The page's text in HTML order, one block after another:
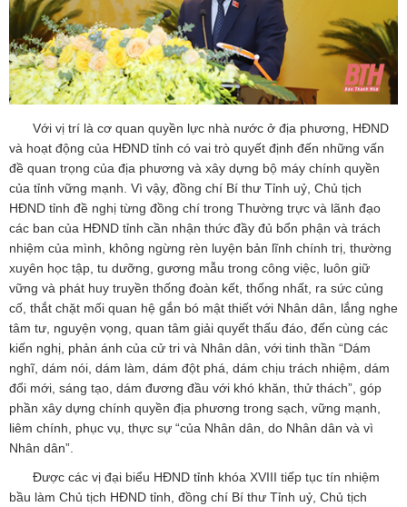
Với vị trí là cơ quan quyền lực nhà nước ở địa phương, HĐND
và hoạt động của HĐND tỉnh có vai trò quyết định đến những vấn
đề quan trọng của địa phương và xây dựng bộ máy chính quyền
của tỉnh vững mạnh. Vì vậy, đồng chí Bí thư Tỉnh uỷ, Chủ tịch
HĐND tỉnh đề nghị từng đồng chí trong Thường trực và lãnh đạo
các ban của HĐND tỉnh cần nhận thức đầy đủ bổn phận và trách
nhiệm của mình, không ngừng rèn luyện bản lĩnh chính trị, thường
xuyên học tập, tu dưỡng, gương mẫu trong công việc, luôn giữ
vững và phát huy truyền thống đoàn kết, thống nhất, ra sức củng
cố, thắt chặt mối quan hệ gắn bó mật thiết với Nhân dân, lắng nghe
tâm tư, nguyện vọng, quan tâm giải quyết thấu đáo, đến cùng các
kiến nghị, phản ánh của cử tri và Nhân dân, với tinh thần “Dám
nghĩ, dám nói, dám làm, dám đột phá, dám chịu trách nhiệm, dám
đổi mới, sáng tạo, dám đương đầu với khó khăn, thử thách”, góp
phần xây dựng chính quyền địa phương trong sạch, vững mạnh,
liêm chính, phục vụ, thực sự “của Nhân dân, do Nhân dân và vì
Nhân dân”.
Được các vị đại biểu HĐND tỉnh khóa XVIII tiếp tục tín nhiệm
bầu làm Chủ tịch HĐND tỉnh, đồng chí Bí thư Tỉnh uỷ, Chủ tịch